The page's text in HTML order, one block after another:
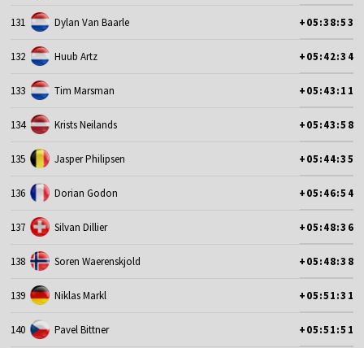
131 Dylan Van Baarle +05:38:53
132 Huub Artz +05:42:34
133 Tim Marsman +05:43:11
134 Krists Neilands +05:43:58
135 Jasper Philipsen +05:44:35
136 Dorian Godon +05:46:54
137 Silvan Dillier +05:48:36
138 Soren Waerenskjold +05:48:38
139 Niklas Markl +05:51:31
140 Pavel Bittner +05:51:51